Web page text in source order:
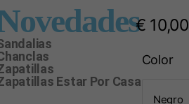
Estar Por Casa
€ 10,00
Color
Negro